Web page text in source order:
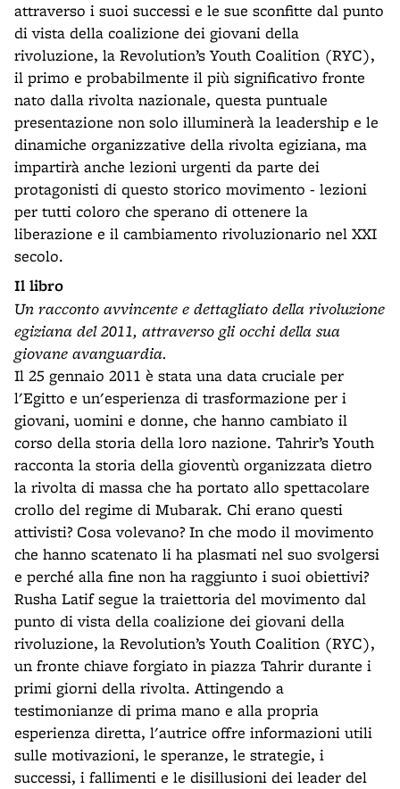
attraverso i suoi successi e le sue sconfitte dal punto
di vista della coalizione dei giovani della
rivoluzione, la Revolution’s Youth Coalition (RYC),
il primo e probabilmente il più significativo fronte
nato dalla rivolta nazionale, questa puntuale
presentazione non solo illuminerà la leadership e le
dinamiche organizzative della rivolta egiziana, ma
impartirà anche lezioni urgenti da parte dei
protagonisti di questo storico movimento - lezioni
per tutti coloro che sperano di ottenere la
liberazione e il cambiamento rivoluzionario nel XXI
secolo.
Il libro
Un racconto avvincente e dettagliato della rivoluzione
egiziana del 2011, attraverso gli occhi della sua
giovane avanguardia.
Il 25 gennaio 2011 è stata una data cruciale per
l'Egitto e un'esperienza di trasformazione per i
giovani, uomini e donne, che hanno cambiato il
corso della storia della loro nazione. Tahrir’s Youth
racconta la storia della gioventù organizzata dietro
la rivolta di massa che ha portato allo spettacolare
crollo del regime di Mubarak. Chi erano questi
attivisti? Cosa volevano? In che modo il movimento
che hanno scatenato li ha plasmati nel suo svolgersi
e perché alla fine non ha raggiunto i suoi obiettivi?
Rusha Latif segue la traiettoria del movimento dal
punto di vista della coalizione dei giovani della
rivoluzione, la Revolution’s Youth Coalition (RYC),
un fronte chiave forgiato in piazza Tahrir durante i
primi giorni della rivolta. Attingendo a
testimonianze di prima mano e alla propria
esperienza diretta, l'autrice offre informazioni utili
sulle motivazioni, le speranze, le strategie, i
successi, i fallimenti e le disillusioni dei leader del